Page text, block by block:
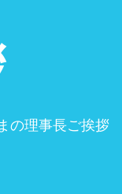
の理事長ご挨拶